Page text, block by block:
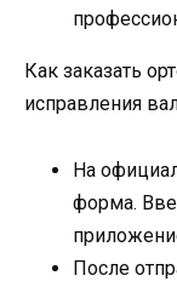
Как заказать
исправления
На
форма.
После